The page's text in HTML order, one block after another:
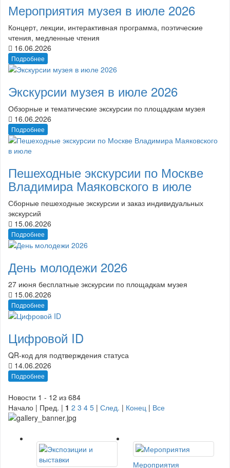
Мероприятия музея в июле 2026
Концерт, лекции, интерактивная программа, поэтические
чтения, медленные чтения
16.06.2026
Подробнее
Экскурсии музея в июле 2026
Обзорные и тематические экскурсии по площадкам музея
16.06.2026
Подробнее
Пешеходные экскурсии по Москве
Владимира Маяковского в июле
Сборные пешеходные экскурсии и заказ индивидуальных
экскурсий
15.06.2026
Подробнее
День молодежи 2026
27 июня бесплатные экскурсии по площадкам музея
15.06.2026
Подробнее
Цифровой ID
QR-код для подтверждения статуса
14.06.2026
Подробнее
Новости 1 - 12 из 684
Начало | Пред. | 1 2 3 4 5 | След. | Конец | Все
Мероприятия